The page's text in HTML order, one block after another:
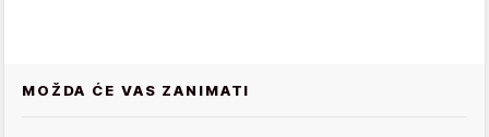
MOŽDA ĆE VAS ZANIMATI